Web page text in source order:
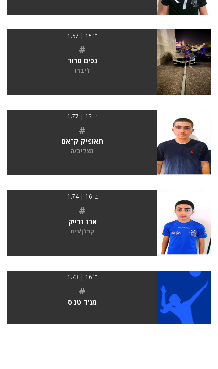
בן 15 | 1.67
#
נסים סרור
ליברו
בן 17 | 1.77
#
תאופיק קראם
מצליב/ה
בן 16 | 1.74
#
ארז זרייק
קבלן/נית
בן 16 | 1.73
#
מג'ד טנוס